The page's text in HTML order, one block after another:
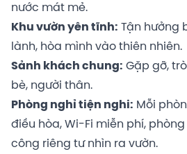
nước mát mẻ.
Khu vườn yên tĩnh: Tận hưởng
lành, hòa mình vào thiên nhiên.
Sảnh khách chung: Gặp gỡ,
bè, người thân.
Phòng nghỉ tiện nghi: Mỗi
điều hòa, Wi-Fi miễn phí,
công riêng tư nhìn ra vườn.